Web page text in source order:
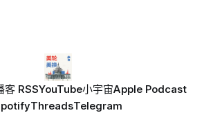
客 RSSYouTube小宇宙Apple Podcast
ThreadsTelegram